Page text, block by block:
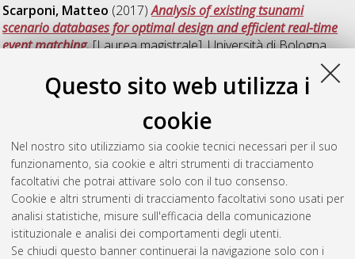
Questo sito web utilizza i
cookie
Nel nostro sito utilizziamo sia cookie tecnici necessari per il suo
funzionamento, sia cookie e altri strumenti di tracciamento
facoltativi che potrai attivare solo con il tuo consenso.
Cookie e altri strumenti di tracciamento facoltativi sono usati per
analisi statistiche, misure sull'efficacia della comunicazione
istituzionale e analisi dei comportamenti degli utenti.
Se chiudi questo banner continuerai la navigazione solo con i
Scarponi, Matteo (2017)Analysis of existing tsunami
scenario databases for optimal design and efficient real-time
event matching.[Laurea magistrale], Università di Bologna,
Vasconi, Matteo(2017) Sensitivity of forecast skill to the
parameterisation of moist convection in the COSMO model.
[Laurea magistrale], Università di Bologna, Corso di Studio in
Fisica del sistema terra [LM-DM270]
Questa lista e' stata generata ilFri Aug 7 20:35:25 2026 CEST